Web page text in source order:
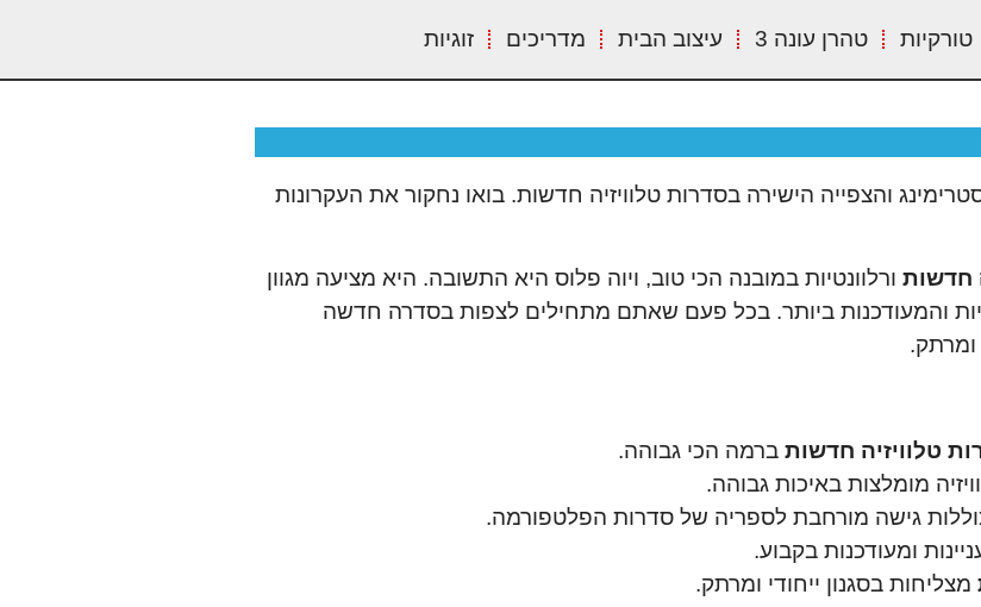
טורקיות טהרן עונה 3 עיצוב הבית מדריכים זוגיות
והצפייה הישירה בסדרות טלוויזיה חדשות. בואו נחקור את העקרונות
חדשות ורלוונטיות במובנה הכי טוב, ויוה פלוס היא התשובה. היא מציעה מגוון
והמעודכנות ביותר. בכל פעם שאתם מתחילים לצפות בסדרה חדשה
ומרתק.
טלוויזיה חדשות ברמה הכי גבוהה.
מומלצות באיכות גבוהה.
גישה מורחבת לספריה של סדרות הפלטפורמה.
ומעודכנות בקבוע.
מצליחות בסגנון ייחודי ומרתק.